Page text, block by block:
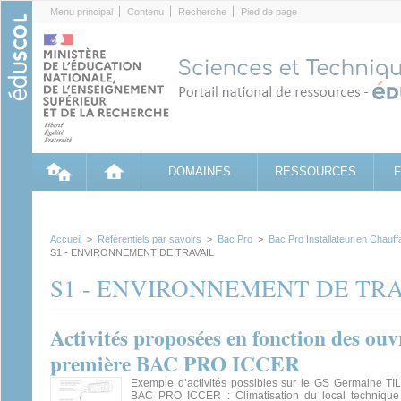
Menu principal Contenu Recherche Pied de page
DOMAINES RESSOURCES
Accueil > Référentiels par savoirs > Bac Pro > Bac Pro Installateur en
S1 - ENVIRONNEMENT DE TRAVAIL
S1 - ENVIRONNEMENT DE
Activités proposées en fonction des
première BAC PRO ICCER
Exemple d’activités possibles sur le GS Germaine
BAC PRO ICCER : Climatisation du local